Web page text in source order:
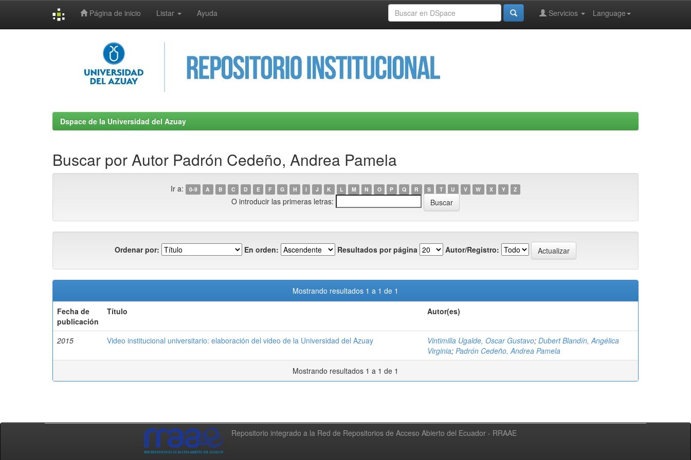
Página de inicio Listar Ayuda Language
Servicios
Dspace de la Universidad del Azuay
Buscar por Autor Padrón Cedeño, Andrea Pamela
Ir a: 0-9 A B C D E F G H I J K L M N O P Q R S T U V W X Y Z
O introducir las primeras letras:
Ordenar por: En orden: Resultados por página Autor/Registro:
Mostrando resultados 1 a 1 de 1
Fecha de
publicación
Título Autor(es)
2015 Video institucional universitario: elaboración del video de la Universidad del Azuay Vintimilla Ugalde, Oscar Gustavo; Dubert Blandín, Angélica
Virginia; Padrón Cedeño, Andrea Pamela
Mostrando resultados 1 a 1 de 1
Repositorio integrado a la Red de Repositorios de Acceso Abierto del Ecuador - RRAAE